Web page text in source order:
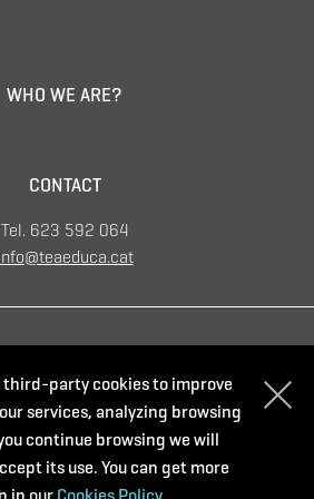
WHO WE ARE?
CONTACT
Tel. 623 592 064
Supported by:
third-party cookies to improve
services, analyzing browsing
continue browsing we will
its use. You can get more